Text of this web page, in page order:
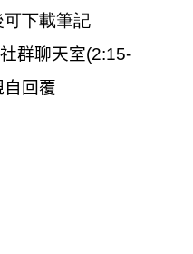
下載筆記
社群聊天室(2:15-
回覆